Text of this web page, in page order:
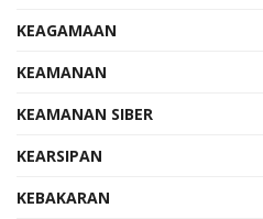
KEAGAMAAN
KEAMANAN
KEAMANAN SIBER
KEARSIPAN
KEBAKARAN